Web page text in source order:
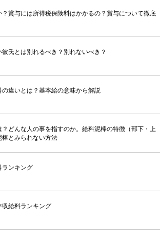
？賞与には所得税保険料はかかるの？賞与について徹底
氏とは別れるべき？別れないべき？
の違いとは？基本給の意味から解説
？どんな人の事を指すのか。給料泥棒の特徴（部下・上
棒とみられない方法
ランキング
収給料ランキング